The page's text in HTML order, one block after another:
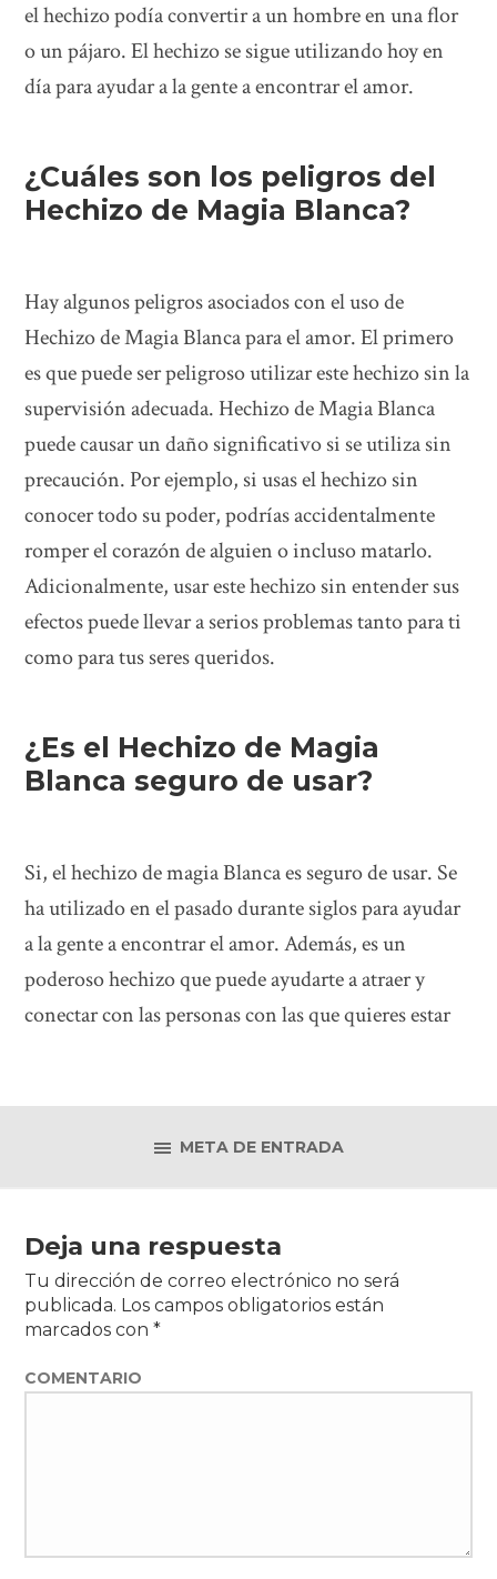
el hechizo podía convertir a un hombre en una flor
o un pájaro. El hechizo se sigue utilizando hoy en
día para ayudar a la gente a encontrar el amor.
¿Cuáles son los peligros del
Hechizo de Magia Blanca?
Hay algunos peligros asociados con el uso de
Hechizo de Magia Blanca para el amor. El primero
es que puede ser peligroso utilizar este hechizo sin la
supervisión adecuada. Hechizo de Magia Blanca
puede causar un daño significativo si se utiliza sin
precaución. Por ejemplo, si usas el hechizo sin
conocer todo su poder, podrías accidentalmente
romper el corazón de alguien o incluso matarlo.
Adicionalmente, usar este hechizo sin entender sus
efectos puede llevar a serios problemas tanto para ti
como para tus seres queridos.
¿Es el Hechizo de Magia
Blanca seguro de usar?
Si, el hechizo de magia Blanca es seguro de usar. Se
ha utilizado en el pasado durante siglos para ayudar
a la gente a encontrar el amor. Además, es un
poderoso hechizo que puede ayudarte a atraer y
conectar con las personas con las que quieres estar
META DE ENTRADA
Deja una respuesta
Tu dirección de correo electrónico no será
publicada. Los campos obligatorios están
marcados con*
COMENTARIO